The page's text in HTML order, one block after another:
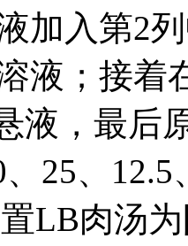
加入第2
液；接着
液，最后
25、12.5
LB肉汤